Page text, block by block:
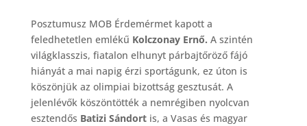
Posztumusz MOB Érdemérmet kapott a
feledhetetlen emlékű Kolczonay Ernő. A szintén
világklasszis, fiatalon elhunyt párbajtőröző fájó
hiányát a mai napig érzi sportágunk, ez úton is
köszönjük az olimpiai bizottság gesztusát. A
jelenlévők köszöntötték a nemrégiben nyolcvan
esztendős Batizi Sándortis, a Vasas és magyar